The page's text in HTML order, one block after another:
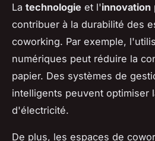
La technologie et l'innovation
contribuer à la durabilité des
coworking. Par exemple,
numériques peut réduire la
papier. Des systèmes de
intelligents peuvent optimiser
d'électricité.
De plus, les espaces de